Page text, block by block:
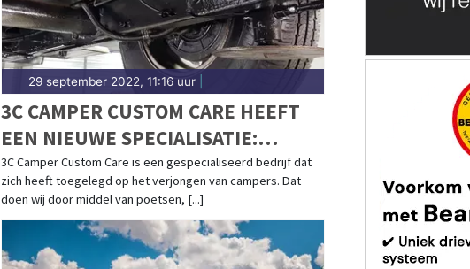
29 september 2022, 11:16 uur|
3C CAMPER CUSTOM CARE HEEFT
EEN NIEUWE SPECIALISATIE:
BODEMBESCHERMING
3C Camper Custom Care is een gespecialiseerd bedrijf dat
zich heeft toegelegd op het verjongen van campers. Dat
doen wij door middel van poetsen, [...]